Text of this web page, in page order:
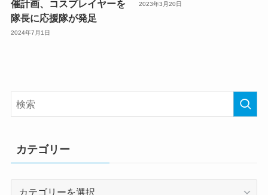
催計画、コスプレイヤーを
隊長に応援隊が発足
2024年7月1日
2023年3月20日
カテゴリー